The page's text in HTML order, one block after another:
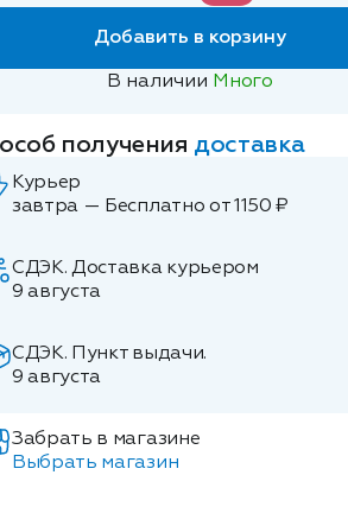
Добавить в корзину
В наличии Много
получения доставка
Курьер
завтра — Бесплатно от 1150 ₽
СДЭК. Доставка курьером
9 августа
СДЭК. Пункт выдачи.
9 августа
Забрать в магазине
Выбрать магазин